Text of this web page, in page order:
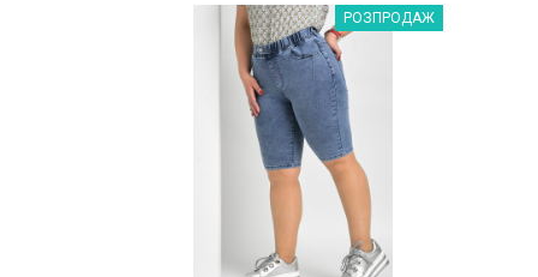
Наклейки Варіант з %РОЗПРОДАЖ